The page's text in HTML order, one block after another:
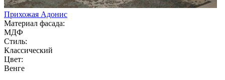
Прихожая Адонис
Материал фасада:
МДФ
Стиль:
Классический
Цвет:
Венге